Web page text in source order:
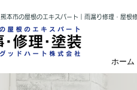
熊本市の屋根のエキスパート｜雨漏り修理・屋根
ホーム